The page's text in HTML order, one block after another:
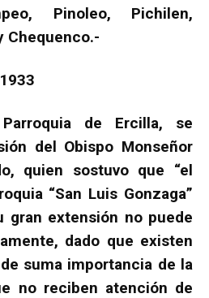
Pinoleo, Pichilen,
Chequenco.-
de Ercilla, se
del Obispo Monseñor
quien sostuvo que “el
“San Luis Gonzaga”
gran extensión no puede
dado que existen
suma importancia de la
no reciben atención de